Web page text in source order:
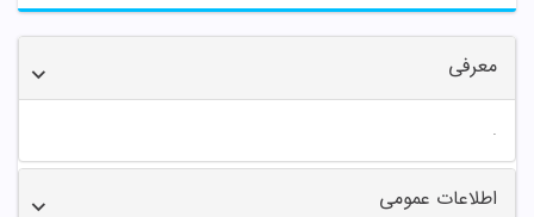
معرفی
.
اطلاعات عمومی